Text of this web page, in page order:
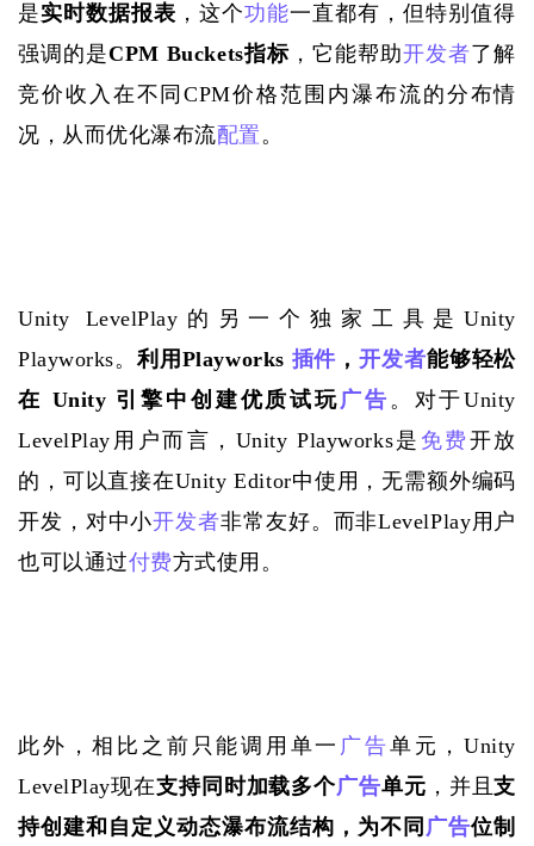
是实时数据报表 ，这个功能一直都有，但特别值得
强调的是CPM Buckets指标 ，它能帮助开发者了解
竞价收入在不同CPM价格范围内瀑布流的分布情
况，从而优化瀑布流配置。
Unity LevelPlay的另一个独家工具是Unity
Playworks。利用 Playworks 插件 ，开发者能够轻松
在 Unity 引擎中创建优质试玩广告 。对于Unity
LevelPlay用户而言，Unity Playworks是 免费 开放
的，可以直接在Unity Editor中使用，无需额外编码
开发，对中小开发者非常友好。而非LevelPlay用户
也可以通过付费方式使用。
此外，相比之前只能调用单一 广告单元，Unity
LevelPlay现在支持同时加载多个广告单元 ，并且支
持创建和自定义动态瀑布流结构，为不同 广告位制